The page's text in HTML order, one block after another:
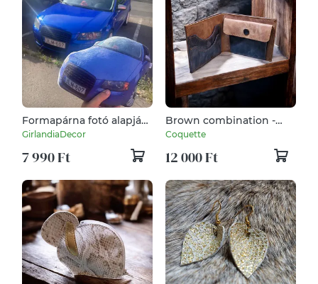
Formapárna fotó alapján
- saját fénykép alapján
GirlandiaDecor
7 990 Ft
Brown combination -
valódi bőr tárca
Coquette
12 000 Ft